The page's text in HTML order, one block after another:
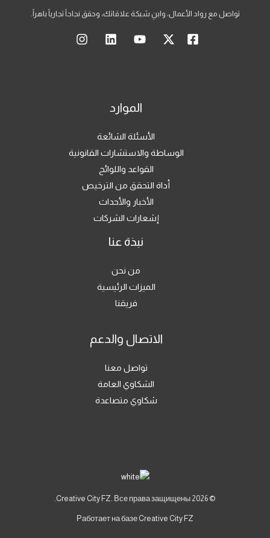
تواصل مع رواد الأعمال، وابنِ شبكة علاقاتك، وحقق نجاحاً تجارياً باهراً.
الموارد
الأسئلة الشائعة
الوساطة والاستشارات القانونية
القواعد واللوائح
أداة التحقق من الترخيص
الأخبار والأحداث
إشعارات الشركات
نبذة عنا
من نحن
الميزات الرئيسية
فريقنا
الاتصال والدعم
تواصل معنا
الشكاوي العامة
شكاوي متصاعدة
© 2026 Creative City FZ. Все права защищены.
Работает на базе Creative City FZ